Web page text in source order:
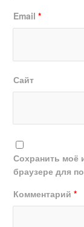
Email*
Сайт
Сохранить моё
браузере для
Комментарий*